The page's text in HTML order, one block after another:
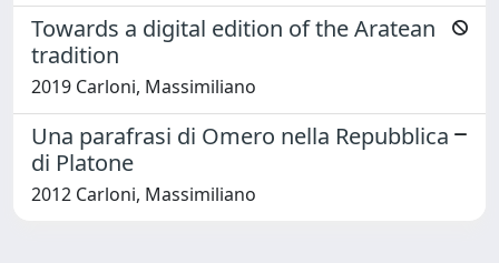
Towards a digital edition of the Aratean
tradition
2019 Carloni, Massimiliano
Una parafrasi di Omero nella Repubblica
di Platone
2012 Carloni, Massimiliano